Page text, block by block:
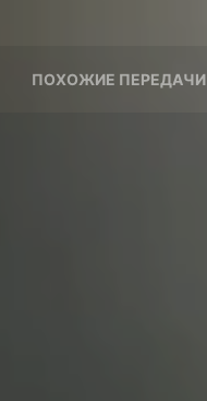
ПОХОЖИЕ ПЕРЕДАЧИ